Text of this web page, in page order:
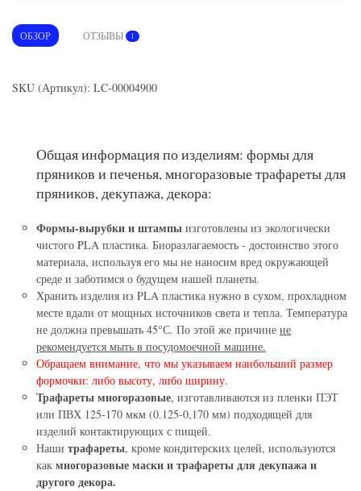
ОБЗОР ОТЗЫВЫ 1
SKU (Артикул): LC-00004900
Общая информация по изделиям: формы для
пряников и печенья, многоразовые трафареты для
пряников, декупажа, декора:
Формы-вырубки и штампы изготовлены из экологически
чистого PLA пластика. Биоразлагаемость - достоинство этого
материала, используя его мы не наносим вред окружающей
среде и заботимся о будущем нашей планеты.
Хранить изделия из PLA пластика нужно в сухом, прохладном
месте вдали от мощных источников света и тепла. Температура
не должна превышать 45°С. По этой же причине не
рекомендуется мыть в посудомоечной машине.
Обращаем внимание, что мы указываем наибольший размер
формочки: либо высоту, либо ширину.
Трафареты многоразовые, изготавливаются из пленки ПЭТ
или ПВХ 125-170 мкм (0.125-0,170 мм) подходящей для
изделий контактирующих с пищей.
Наши трафареты, кроме кондитерских целей, используются
как многоразовые маски и трафареты для декупажа и
другого декора.